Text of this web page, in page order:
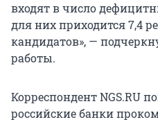
входят в число
для них приходится 7,4
кандидатов», —
работы.
Корреспондент NGS.RU
российские банки